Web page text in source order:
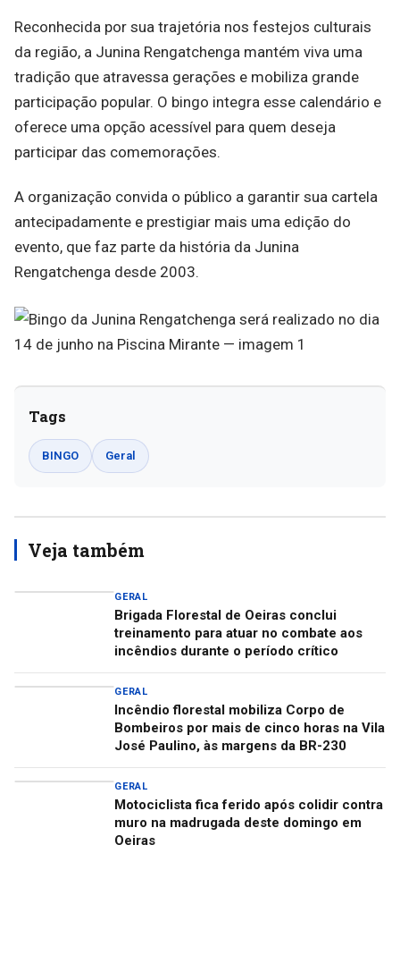
Reconhecida por sua trajetória nos festejos culturais
da região, a Junina Rengatchenga mantém viva uma
tradição que atravessa gerações e mobiliza grande
participação popular. O bingo integra esse calendário e
oferece uma opção acessível para quem deseja
participar das comemorações.
A organização convida o público a garantir sua cartela
antecipadamente e prestigiar mais uma edição do
evento, que faz parte da história da Junina
Rengatchenga desde 2003.
Tags
BINGO Geral
Veja também
GERAL
Brigada Florestal de Oeiras conclui
treinamento para atuar no combate aos
incêndios durante o período crítico
GERAL
Incêndio florestal mobiliza Corpo de
Bombeiros por mais de cinco horas na Vila
José Paulino, às margens da BR-230
GERAL
Motociclista fica ferido após colidir contra
muro na madrugada deste domingo em
Oeiras